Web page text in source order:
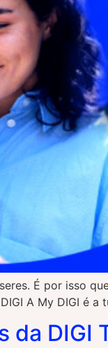
É por isso
A My DIGI é a
da DIGI